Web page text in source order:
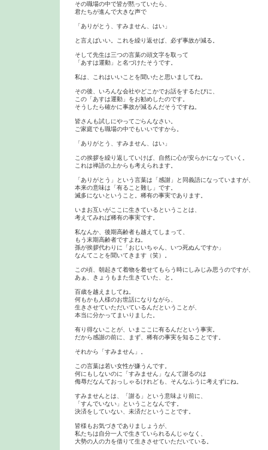
その職場の中で皆が黙っていたら、
君たちが進んで大きな声で
「ありがとう、すみません、はい」
と言えばいい。これを繰り返せば、必ず事故が減る。
そして先生は三つの言葉の頭文字を取って
「あすは運動」と名づけたそうです。
私は、これはいいことを聞いたと思いましてね。
その後、いろんな会社やどこかでお話をするたびに、
この「あすは運動」をお勧めしたのです。
そうしたら確かに事故が減るんだそうですね。
皆さんも試しにやってごらんなさい。
ご家庭でも職場の中でもいいですから。
「ありがとう、すみません、はい」
この挨拶を繰り返していけば、自然に心が安らかになっていく。
これは禅語の上からも考えられます。
「ありがとう」という言葉は「感謝」と同義語になっていますが、
本来の意味は「有ること難し」です。
滅多にないということ。稀有の事実であります。
いまお互いがここに生きているということは、
考えてみれば稀有の事実です。
私なんか、後期高齢者も越えてしまって、
もう末期高齢者ですよね。
孫が挨拶代わりに「おじいちゃん、いつ死ぬんですか」
なんてことを聞いてきます（笑）。
この頃、朝起きて着物を着せてもらう時にしみじみ思うのですが、
あぁ、きょうもまた生きていた、と。
百歳を越えましてね。
何もかも人様のお世話になりながら、
生きさせていただいているんだということが、
本当に分かってまいりました。
有り得ないことが、いまここに有るんだという事実。
だから感謝の前に、まず、稀有の事実を知ることです。
それから「すみません」。
この言葉は若い女性が嫌うんです。
何にもしないのに「すみません」なんて謝るのは
侮辱だなんておっしゃるけれども、そんなふうに考えずにね。
すみませんとは、「謝る」という意味より前に、
「すんでいない」ということなんです。
決済をしていない、未済だということです。
皆様もお気づきでありましょうが、
私たちは自分一人で生きていられるんじゃなく、
大勢の人の力を借りて生きさせていただいている。